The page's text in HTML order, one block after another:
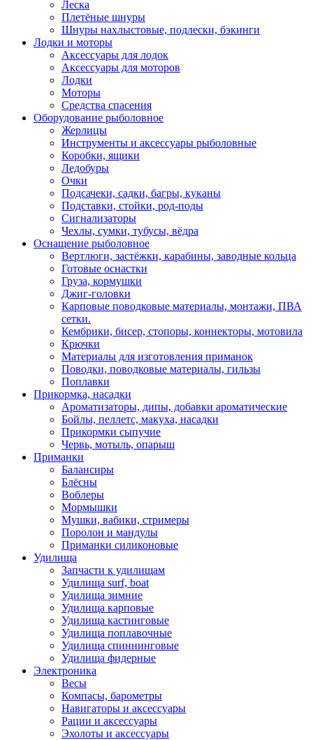
Леска
Плетёные шнуры
Шнуры нахлыстовые, подлески, бэкинги
Лодки и моторы
Аксессуары для лодок
Аксессуары для моторов
Лодки
Моторы
Средства спасения
Оборудование рыболовное
Жерлицы
Инструменты и аксессуары рыболовные
Коробки, ящики
Ледобуры
Очки
Подсачеки, садки, багры, куканы
Подставки, стойки, род-поды
Сигнализаторы
Чехлы, сумки, тубусы, вёдра
Оснащение рыболовное
Вертлюги, застёжки, карабины, заводные кольца
Готовые оснастки
Груза, кормушки
Джиг-головки
Карповые поводковые материалы, монтажи, ПВА
сетки.
Кембрики, бисер, стопоры, коннекторы, мотовила
Крючки
Материалы для изготовления приманок
Поводки, поводковые материалы, гильзы
Поплавки
Прикормка, насадки
Ароматизаторы, дипы, добавки ароматические
Бойлы, пеллетс, макуха, насадки
Прикормки сыпучие
Червь, мотыль, опарыш
Приманки
Балансиры
Блёсны
Воблеры
Мормышки
Мушки, вабики, стримеры
Поролон и мандулы
Приманки силиконовые
Удилища
Запчасти к удилищам
Удилища surf, boat
Удилища зимние
Удилища карповые
Удилища кастинговые
Удилища поплавочные
Удилища спиннинговые
Удилища фидерные
Электроника
Весы
Компасы, барометры
Навигаторы и аксессуары
Рации и аксессуары
Эхолоты и аксессуары